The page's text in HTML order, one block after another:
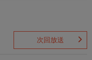
次回放送